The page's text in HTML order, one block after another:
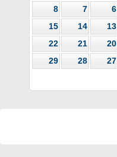
6
7
8
13
14
15
20
21
22
27
28
29